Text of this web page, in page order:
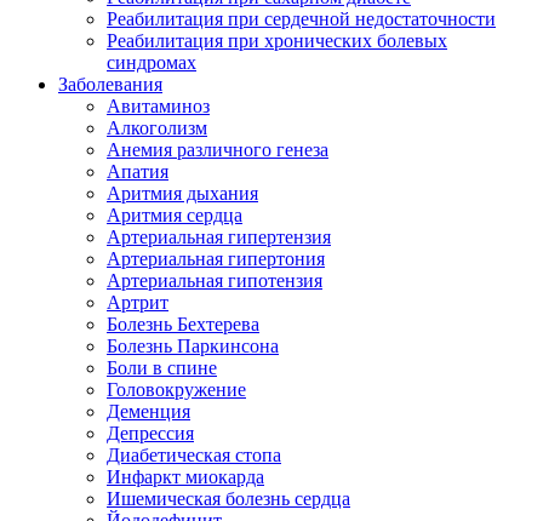
Реабилитация при сердечной недостаточности
Реабилитация при хронических болевых
синдромах
Заболевания
Авитаминоз
Алкоголизм
Анемия различного генеза
Апатия
Аритмия дыхания
Аритмия сердца
Артериальная гипертензия
Артериальная гипертония
Артериальная гипотензия
Артрит
Болезнь Бехтерева
Болезнь Паркинсона
Боли в спине
Головокружение
Деменция
Депрессия
Диабетическая стопа
Инфаркт миокарда
Ишемическая болезнь сердца